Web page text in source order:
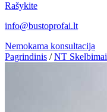
Rašykite
info@bustoprofai.lt
Nemokama konsultacija
Pagrindinis /NT Skelbimai